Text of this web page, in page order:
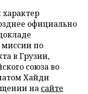
официально
по
в Грузии,
союза во
Хайди
на сайте